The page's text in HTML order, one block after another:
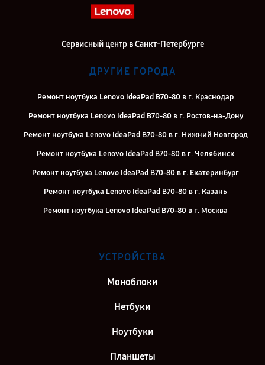
Сервисный центр в Санкт-Петербурге
ДРУГИЕ ГОРОДА
Ремонт ноутбука Lenovo IdeaPad B70-80 в г. Краснодар
Ремонт ноутбука Lenovo IdeaPad B70-80 в г. Ростов-на-Дону
Ремонт ноутбука Lenovo IdeaPad B70-80 в г. Нижний Новгород
Ремонт ноутбука Lenovo IdeaPad B70-80 в г. Челябинск
Ремонт ноутбука Lenovo IdeaPad B70-80 в г. Екатеринбург
Ремонт ноутбука Lenovo IdeaPad B70-80 в г. Казань
Ремонт ноутбука Lenovo IdeaPad B70-80 в г. Москва
УСТРОЙСТВА
Моноблоки
Нетбуки
Ноутбуки
Планшеты